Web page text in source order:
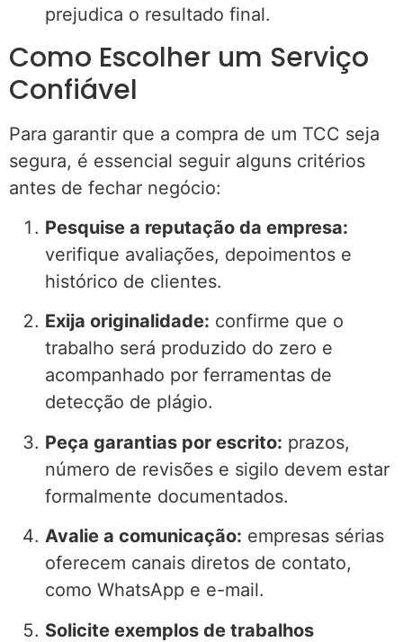
prejudica o resultado final.
Como Escolher um Serviço
Confiável
Para garantir que a compra de um TCC seja
segura, é essencial seguir alguns critérios
antes de fechar negócio:
Pesquise a reputação da empresa:
verifique avaliações, depoimentos e
histórico de clientes.
Exija originalidade: confirme que o
trabalho será produzido do zero e
acompanhado por ferramentas de
detecção de plágio.
Peça garantias por escrito: prazos,
número de revisões e sigilo devem estar
formalmente documentados.
Avalie a comunicação: empresas sérias
oferecem canais diretos de contato,
como WhatsApp e e-mail.
Solicite exemplos de trabalhos